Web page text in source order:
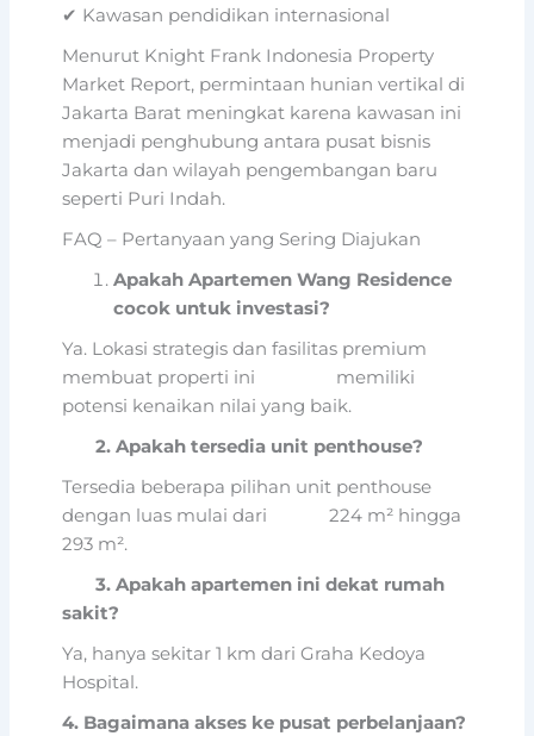
✔ Kawasan pendidikan internasional
Menurut Knight Frank Indonesia Property
Market Report, permintaan hunian vertikal di
Jakarta Barat meningkat karena kawasan ini
menjadi penghubung antara pusat bisnis
Jakarta dan wilayah pengembangan baru
seperti Puri Indah.
FAQ – Pertanyaan yang Sering Diajukan
Apakah Apartemen Wang Residence
cocok untuk investasi?
Ya. Lokasi strategis dan fasilitas premium
membuat properti ini memiliki
potensi kenaikan nilai yang baik.
2. Apakah tersedia unit penthouse?
Tersedia beberapa pilihan unit penthouse
dengan luas mulai dari 224 m² hingga
293 m².
3. Apakah apartemen ini dekat rumah
sakit?
Ya, hanya sekitar 1 km dari Graha Kedoya
Hospital.
4. Bagaimana akses ke pusat perbelanjaan?